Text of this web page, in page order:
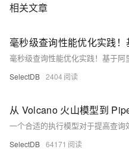
相关文章
SelectDB 2404
SelectDB 64171